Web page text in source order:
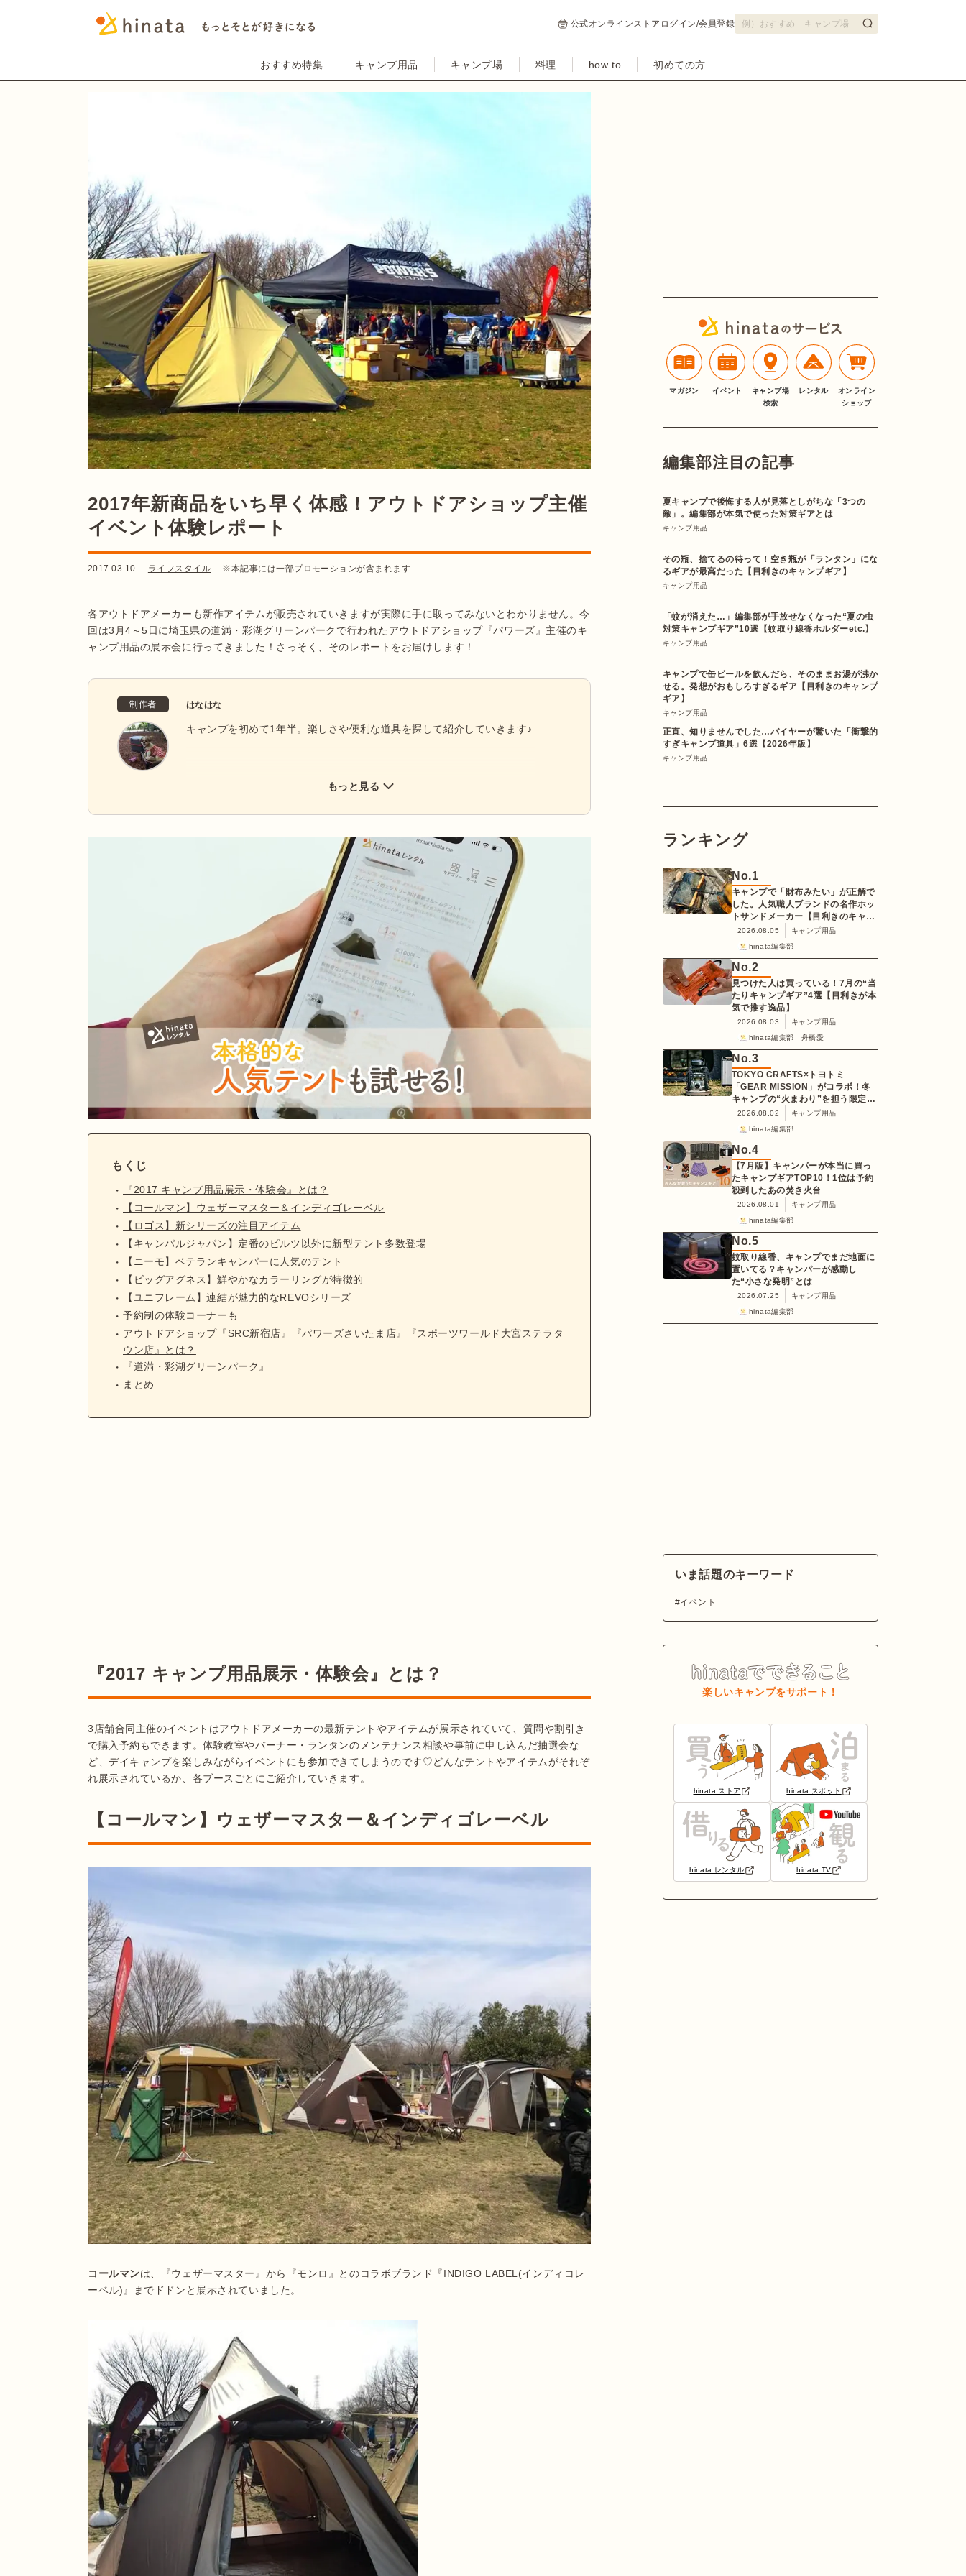
公式オンラインストア ログイン/会員登録
おすすめ特集 キャンプ用品 キャンプ場 料理 how to 初めての方
2017年新商品をいち早く体感！アウトドアショップ主催
イベント体験レポート
2017.03.10 ライフスタイル ※本記事には一部プロモーションが含まれます
各アウトドアメーカーも新作アイテムが販売されていきますが実際に手に取ってみないとわかりません。今
回は3月4～5日に埼玉県の道満・彩湖グリーンパークで行われたアウトドアショップ『パワーズ』主催のキ
ャンプ用品の展示会に行ってきました！さっそく、そのレポートをお届けします！
制作者 はなはな
キャンプを初めて1年半。楽しさや便利な道具を探して紹介していきます♪
もっと見る
もくじ
『2017 キャンプ用品展示・体験会』とは？
【コールマン】ウェザーマスター＆インディゴレーベル
【ロゴス】新シリーズの注目アイテム
【キャンパルジャパン】定番のピルツ以外に新型テント多数登場
【ニーモ】ベテランキャンパーに人気のテント
【ビッグアグネス】鮮やかなカラーリングが特徴的
【ユニフレーム】連結が魅力的なREVOシリーズ
予約制の体験コーナーも
アウトドアショップ『SRC新宿店』『パワーズさいたま店』『スポーツワールド大宮ステラタ
ウン店』とは？
『道満・彩湖グリーンパーク』
まとめ
『2017 キャンプ用品展示・体験会』とは？
3店舗合同主催のイベントはアウトドアメーカーの最新テントやアイテムが展示されていて、質問や割引き
で購入予約もできます。体験教室やバーナー・ランタンのメンテナンス相談や事前に申し込んだ抽選会な
ど、デイキャンプを楽しみながらイベントにも参加できてしまうのです♡どんなテントやアイテムがそれぞ
れ展示されているか、各ブースごとにご紹介していきます。
【コールマン】ウェザーマスター＆インディゴレーベル
コールマンは、『ウェザーマスター』から『モンロ』とのコラボブランド『INDIGO LABEL(インディコレ
ーベル)』までドドンと展示されていました。
マガジン イベント
キャンプ場
検索
レンタル
オンライン
ショップ
編集部注目の記事
夏キャンプで後悔する人が見落としがちな「3つの
敵」。編集部が本気で使った対策ギアとは
キャンプ用品
その瓶、捨てるの待って！空き瓶が「ランタン」にな
るギアが最高だった【目利きのキャンプギア】
キャンプ用品
「蚊が消えた…」編集部が手放せなくなった“夏の虫
対策キャンプギア”10選【蚊取り線香ホルダーetc.】
キャンプ用品
キャンプで缶ビールを飲んだら、そのままお湯が沸か
せる。発想がおもしろすぎるギア【目利きのキャンプ
ギア】
キャンプ用品
正直、知りませんでした…バイヤーが驚いた「衝撃的
すぎキャンプ道具」6選【2026年版】
キャンプ用品
ランキング
No.1
キャンプで「財布みたい」が正解で
した。人気職人ブランドの名作ホッ
トサンドメーカー【目利きのキャン
プギア】
2026.08.05
キャンプ用品
hinata編集部
No.2
見つけた人は買っている！7月の“当
たりキャンプギア”4選【目利きが本
気で推す逸品】
2026.08.03
キャンプ用品
hinata編集部 舟橋愛
No.3
TOKYO CRAFTS×トヨトミ
「GEAR MISSION」がコラボ！冬
キャンプの“火まわり”を担う限定
K3クッキングストーブが登場
2026.08.02
キャンプ用品
hinata編集部
No.4
【7月版】キャンパーが本当に買っ
たキャンプギアTOP10！1位は予約
殺到したあの焚き火台
2026.08.01
キャンプ用品
hinata編集部
No.5
蚊取り線香、キャンプでまだ地面に
置いてる？キャンパーが感動し
た“小さな発明”とは
2026.07.25
キャンプ用品
hinata編集部
いま話題のキーワード
イベント
楽しいキャンプをサポート！
hinata ストア hinata スポット
hinata レンタル hinata TV